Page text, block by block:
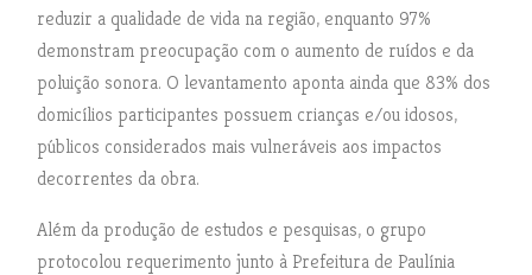
reduzir a qualidade de vida na região, enquanto 97%
demonstram preocupação com o aumento de ruídos e da
poluição sonora. O levantamento aponta ainda que 83% dos
domicílios participantes possuem crianças e/ou idosos,
públicos considerados mais vulneráveis aos impactos
decorrentes da obra.
Além da produção de estudos e pesquisas, o grupo
protocolou requerimento junto à Prefeitura de Paulínia